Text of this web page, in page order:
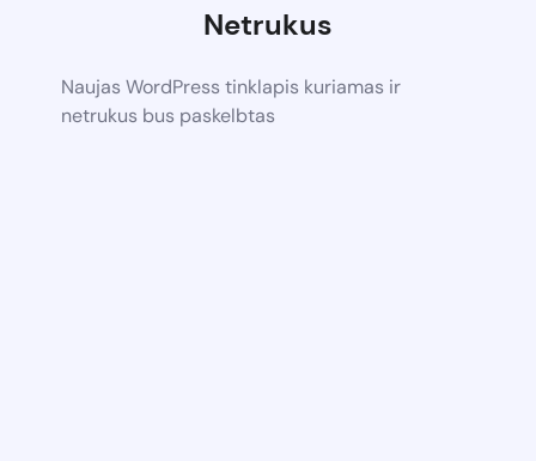
Netrukus
Naujas WordPress tinklapis kuriamas ir
netrukus bus paskelbtas